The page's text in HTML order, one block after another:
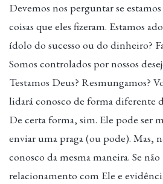
Devemos nos perguntar se
coisas que eles fizeram. Estamos
ídolo do sucesso ou do dinheiro?
Somos controlados por nossos
Testamos Deus? Resmungamos?
lidará conosco de forma diferente
De certa forma, sim. Ele pode ser
enviar uma praga (ou pode). Mas,
conosco da mesma maneira. Se
relacionamento com Ele e